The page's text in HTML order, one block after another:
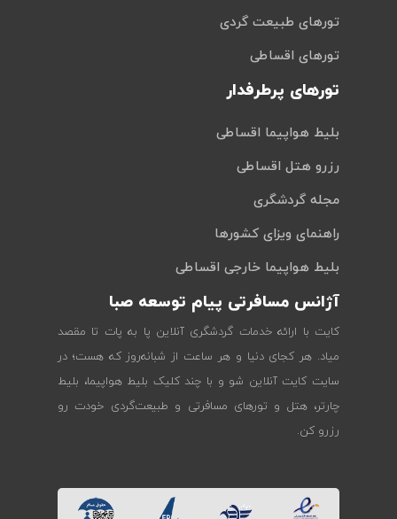
تورهای طبیعت گردی
تورهای اقساطی
تورهای پرطرفدار
بلیط هواپیما اقساطی
رزرو هتل اقساطی
مجله گردشگری
راهنمای ویزای کشورها
بلیط هواپیما خارجی اقساطی
آژانس مسافرتی پیام توسعه صبا
کایت با ارائه خدمات گردشگری آنلاین پا به پات تا مقصد
میاد. هر کجای دنیا و هر ساعت از شبانه‌روز که هست؛ در
سایت کایت آنلاین شو و با چند کلیک بلیط هواپیما، بلیط
چارتر، هتل و تورهای مسافرتی و طبیعت‌گردی خودت رو
رزرو کن.